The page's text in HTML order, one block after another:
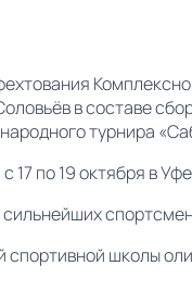
в составе
турнира
17 по 19 октября в
школы